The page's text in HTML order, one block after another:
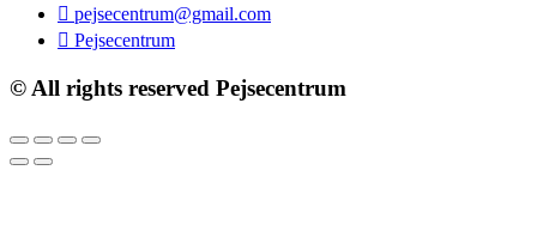
pejsecentrum@gmail.com
Pejsecentrum
© All rights reserved Pejsecentrum